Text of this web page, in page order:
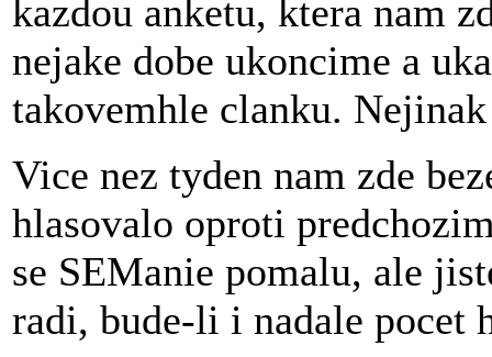
kazdou anketu, ktera nam
nejake dobe ukoncime a
takovemhle clanku.
Vice nez tyden nam zde
hlasovalo oproti
se SEManie pomalu, ale
radi, bude-li i nadale pocet